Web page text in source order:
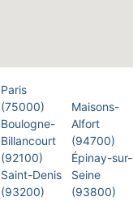
Paris
(75000)
Boulogne-
Billancourt
(92100)
Saint-Denis
(93200)
Maisons-
Alfort
(94700)
Épinay-sur-
Seine
(93800)